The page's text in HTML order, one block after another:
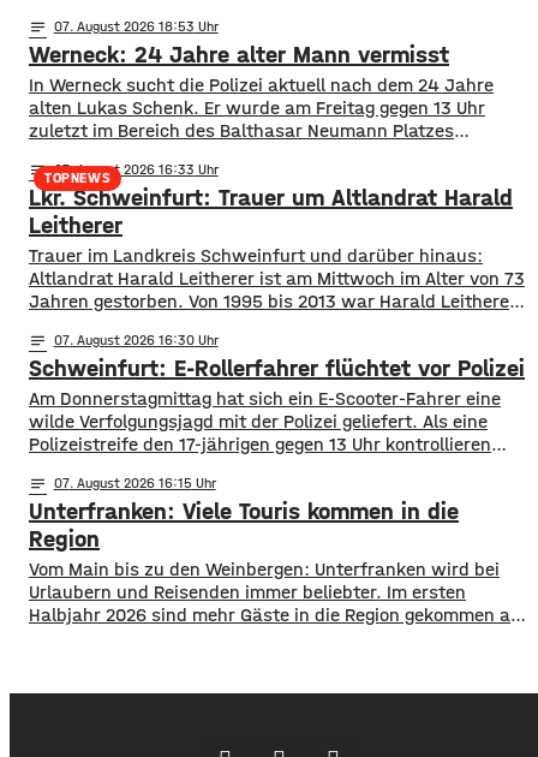
notes 07. August 2026 18:53
Werneck: 24 Jahre alter Mann vermisst
In Werneck sucht die Polizei aktuell nach dem 24 Jahre
alten Lukas Schenk. Er wurde am Freitag gegen 13 Uhr
zuletzt im Bereich des Balthasar Neumann Platzes
Suchmaßnahmen der Polizei sind bislang ohne Erfolg
geblieben. Deswegen bitten die Ermittler jetzt um Hinweise
aus der Bevölkerung. Lukas Schenk könnte
TOPNEWS
notes 07. August 2026 16:33
Lkr. Schweinfurt: Trauer um Altlandrat Harald
Leitherer
Trauer im Landkreis Schweinfurt und darüber hinaus:
Altlandrat Harald Leitherer ist am Mittwoch im Alter von 73
Jahren gestorben. Von 1995 bis 2013 war Harald Leitherer
wurde das Kreisstraßennetz ausgebaut, aber auch ein
flächendeckendes Radwegenetz mit einer Länge von über
1.000 Kilometern geschaffen. Außerdem führte der
notes 07. August 2026 16:30
Schweinfurt: E-Rollerfahrer flüchtet vor Polizei
Am Donnerstagmittag hat sich ein E-Scooter-Fahrer eine
wilde Verfolgungsjagd mit der Polizei geliefert. Als eine
Polizeistreife den 17-jährigen gegen 13 Uhr kontrollieren
Geschwindigkeit fuhr er in Richtung B286. Als in die Polizei
stoppen wollte rammte er den Streifenwagen, stürzte und
setzte anschließend seine Flucht fort, wobei er einen
notes 07. August 2026 16:15
Unterfranken: Viele Touris kommen in die
Region
Vom Main bis zu den Weinbergen: Unterfranken wird bei
Urlaubern und Reisenden immer beliebter. Im ersten
Halbjahr 2026 sind mehr Gäste in die Region gekommen als